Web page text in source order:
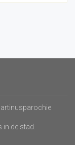
de stad.